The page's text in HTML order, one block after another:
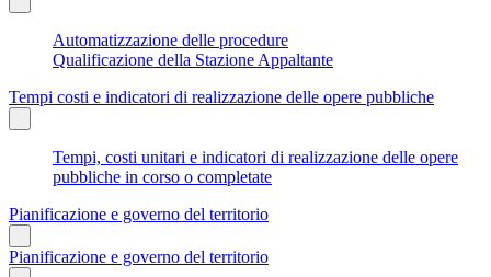
Automatizzazione delle procedure
Qualificazione della Stazione Appaltante
Tempi costi e indicatori di realizzazione delle opere pubbliche
Tempi, costi unitari e indicatori di realizzazione delle opere
pubbliche in corso o completate
Pianificazione e governo del territorio
Pianificazione e governo del territorio